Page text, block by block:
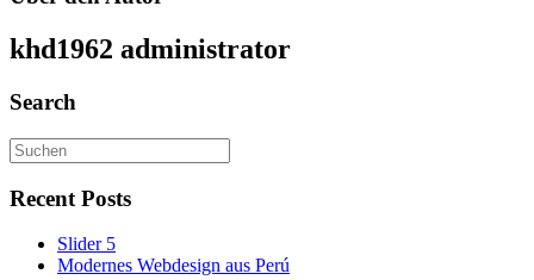
khd1962 administrator
Search
Recent Posts
Slider 5
Modernes Webdesign aus Perú